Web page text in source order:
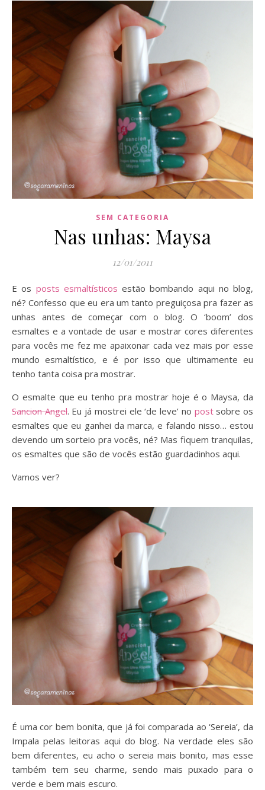
SEM CATEGORIA
Nas unhas: Maysa
12/01/2011
E os posts esmaltísticos estão bombando aqui no blog,
né? Confesso que eu era um tanto preguiçosa pra fazer as
unhas antes de começar com o blog. O ‘boom’ dos
esmaltes e a vontade de usar e mostrar cores diferentes
para vocês me fez me apaixonar cada vez mais por esse
mundo esmaltístico, e é por isso que ultimamente eu
tenho tanta coisa pra mostrar.
O esmalte que eu tenho pra mostrar hoje é o Maysa, da
Sancion Angel. Eu já mostrei ele ‘de leve’ no postsobre os
esmaltes que eu ganhei da marca, e falando nisso… estou
devendo um sorteio pra vocês, né? Mas fiquem tranquilas,
os esmaltes que são de vocês estão guardadinhos aqui.
Vamos ver?
É uma cor bem bonita, que já foi comparada ao ‘Sereia’, da
Impala pelas leitoras aqui do blog. Na verdade eles são
bem diferentes, eu acho o sereia mais bonito, mas esse
também tem seu charme, sendo mais puxado para o
verde e bem mais escuro.